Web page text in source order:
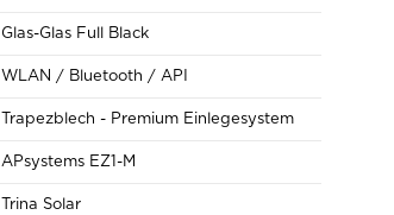
Glas-Glas Full Black
WLAN / Bluetooth / API
Trapezblech - Premium Einlegesystem
APsystems EZ1-M
Trina Solar